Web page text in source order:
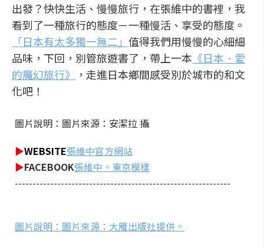
出發？快快生活、慢慢旅行，在張維中的書裡，我
看到了一種旅行的態度－一種慢活、享受的態度。
「日本有太多獨一無二」 值得我們用慢慢的心細細
品味，下回，別管旅遊書了，帶上一本 《日本．愛
的魔幻旅行》
，走進日本鄉間感受別於城市的和文
化吧！
圖片說明：圖片來源：安潔拉 攝
▶WEBSITE張維中官方網站
▶FACEBOOK張維中。東京模樣
-------------------------------------------------------------
圖片說明：圖片來源：大雁出版社提供。